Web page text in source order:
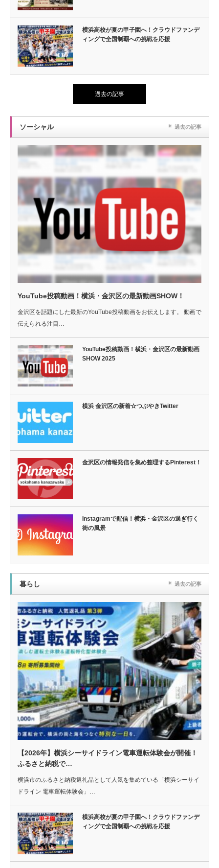
横浜高校が夏の甲子園へ！クラウドファンデ
ィングで全国制覇への挑戦を応援
過去の記事
ソーシャル 過去の記事
YouTube投稿動画！横浜・金沢区の最新動画SHOW！
金沢区を話題にした最新のYouTube投稿動画をお伝えします。 動画で
伝えられる注目…
YouTube投稿動画！横浜・金沢区の最新動画
SHOW 2025
横浜 金沢区の新着☆つぶやきTwitter
金沢区の情報発信を集め整理するPinterest！
Instagramで配信！横浜・金沢区の過ぎ行く
街の風景
暮らし 過去の記事
【2026年】横浜シーサイドライン電車運転体験会が開催！
ふるさと納税で…
横浜市のふるさと納税返礼品として人気を集めている「横浜シーサイ
ドライン 電車運転体験会」…
横浜高校が夏の甲子園へ！クラウドファンデ
ィングで全国制覇への挑戦を応援